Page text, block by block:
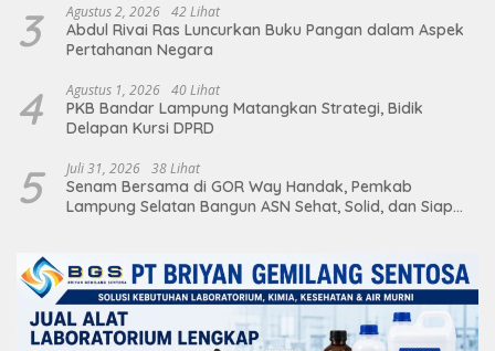
3 Agustus 2, 2026 42 Lihat
Abdul Rivai Ras Luncurkan Buku Pangan dalam Aspek
Pertahanan Negara
4 Agustus 1, 2026 40 Lihat
PKB Bandar Lampung Matangkan Strategi, Bidik
Delapan Kursi DPRD
5 Juli 31, 2026 38 Lihat
Senam Bersama di GOR Way Handak, Pemkab
Lampung Selatan Bangun ASN Sehat, Solid, dan Siap